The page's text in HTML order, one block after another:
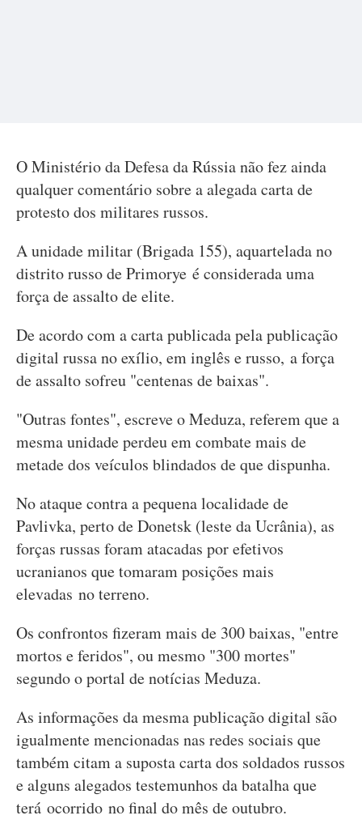
O Ministério da Defesa da Rússia não fez ainda
qualquer comentário sobre a alegada carta de
protesto dos militares russos.
A unidade militar (Brigada 155), aquartelada no
distrito russo de Primorye é considerada uma
força de assalto de elite.
De acordo com a carta publicada pela publicação
digital russa no exílio, em inglês e russo, a força
de assalto sofreu "centenas de baixas".
"Outras fontes", escreve o Meduza, referem que a
mesma unidade perdeu em combate mais de
metade dos veículos blindados de que dispunha.
No ataque contra a pequena localidade de
Pavlivka, perto de Donetsk (leste da Ucrânia), as
forças russas foram atacadas por efetivos
ucranianos que tomaram posições mais
elevadas no terreno.
Os confrontos fizeram mais de 300 baixas, "entre
mortos e feridos", ou mesmo "300 mortes"
segundo o portal de notícias Meduza.
As informações da mesma publicação digital são
igualmente mencionadas nas redes sociais que
também citam a suposta carta dos soldados russos
e alguns alegados testemunhos da batalha que
terá ocorrido no final do mês de outubro.